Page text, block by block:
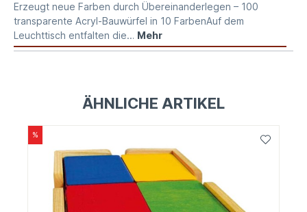
Erzeugt neue Farben durch Übereinanderlegen – 100
transparente Acryl-Bauwürfel in 10 FarbenAuf dem
Leuchttisch entfalten die… Mehr
ÄHNLICHE ARTIKEL
%